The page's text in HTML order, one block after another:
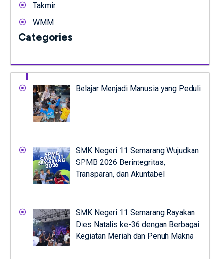
Takmir
WMM
Categories
Belajar Menjadi Manusia yang Peduli
SMK Negeri 11 Semarang Wujudkan
SPMB 2026 Berintegritas,
Transparan, dan Akuntabel
SMK Negeri 11 Semarang Rayakan
Dies Natalis ke-36 dengan Berbagai
Kegiatan Meriah dan Penuh Makna